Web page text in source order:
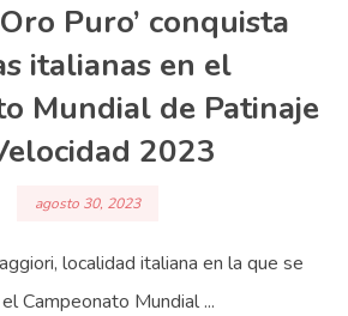
Puro’ conquista
italianas en el
Mundial de Patinaje
2023
agosto 30, 2023
localidad italiana en la que se
Campeonato Mundial ...